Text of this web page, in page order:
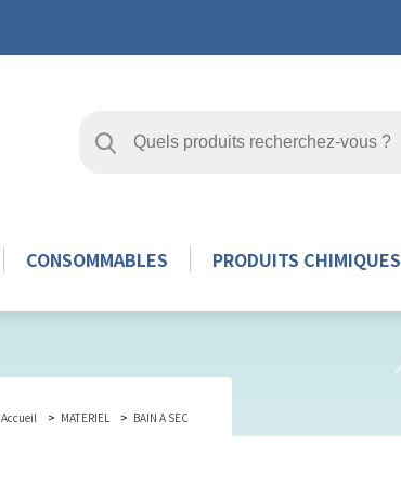
CONSOMMABLES PRODUITS CHIMIQUES
Accueil MATERIEL BAIN A SEC